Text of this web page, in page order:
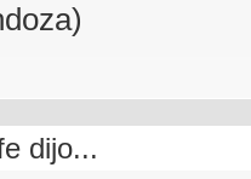
dijo...